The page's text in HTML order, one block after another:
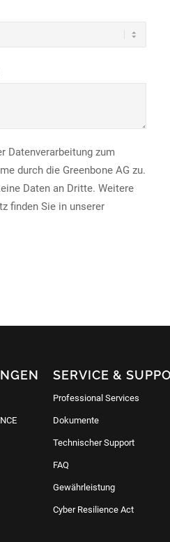
Datenverarbeitung zum
durch die Greenbone AG zu.
Daten an Dritte. Weitere
finden Sie in unserer
SERVICE &
Professional Services
Dokumente
Technischer Support
FAQ
Gewährleistung
Cyber Resilience Act